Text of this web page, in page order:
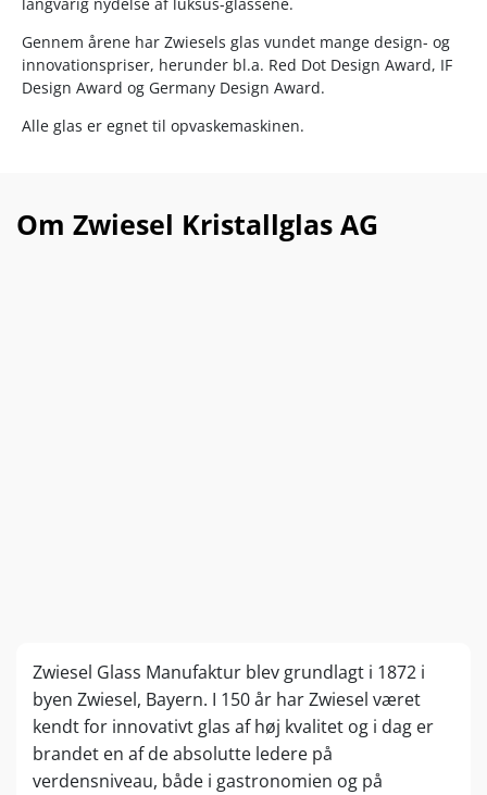
Gennem årene har Zwiesels glas vundet mange design- og
innovationspriser, herunder bl.a. Red Dot Design Award, IF
Design Award og Germany Design Award.
Alle glas er egnet til opvaskemaskinen.
Om Zwiesel Kristallglas AG
Zwiesel Glass Manufaktur blev grundlagt i 1872 i
byen Zwiesel, Bayern. I 150 år har Zwiesel været
kendt for innovativt glas af høj kvalitet og i dag er
brandet en af de absolutte ledere på
verdensniveau, både i gastronomien og på